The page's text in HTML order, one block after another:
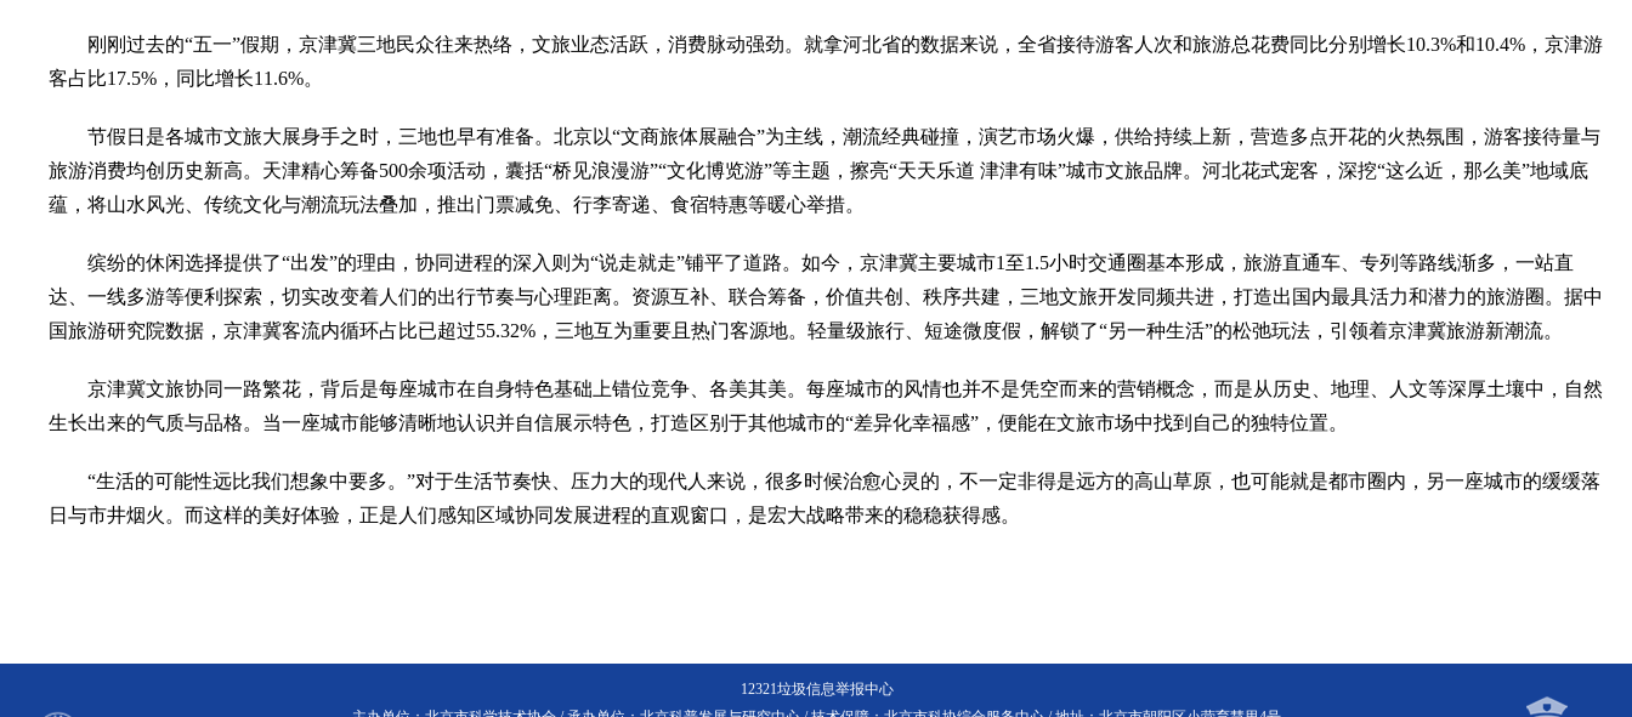
刚刚过去的“五一”假期，京津冀三地民众往来热络，文旅业态活跃，消费脉动强劲。就拿河北省的数据来说，全省接待游客人次和旅游总花费同比分别增长10.3%和10.4%，京津游
客占比17.5%，同比增长11.6%。
节假日是各城市文旅大展身手之时，三地也早有准备。北京以“文商旅体展融合”为主线，潮流经典碰撞，演艺市场火爆，供给持续上新，营造多点开花的火热氛围，游客接待量与
旅游消费均创历史新高。天津精心筹备500余项活动，囊括“桥见浪漫游”“文化博览游”等主题，擦亮“天天乐道 津津有味”城市文旅品牌。河北花式宠客，深挖“这么近，那么美”地域底
蕴，将山水风光、传统文化与潮流玩法叠加，推出门票减免、行李寄递、食宿特惠等暖心举措。
缤纷的休闲选择提供了“出发”的理由，协同进程的深入则为“说走就走”铺平了道路。如今，京津冀主要城市1至1.5小时交通圈基本形成，旅游直通车、专列等路线渐多，一站直
达、一线多游等便利探索，切实改变着人们的出行节奏与心理距离。资源互补、联合筹备，价值共创、秩序共建，三地文旅开发同频共进，打造出国内最具活力和潜力的旅游圈。据中
国旅游研究院数据，京津冀客流内循环占比已超过55.32%，三地互为重要且热门客源地。轻量级旅行、短途微度假，解锁了“另一种生活”的松弛玩法，引领着京津冀旅游新潮流。
京津冀文旅协同一路繁花，背后是每座城市在自身特色基础上错位竞争、各美其美。每座城市的风情也并不是凭空而来的营销概念，而是从历史、地理、人文等深厚土壤中，自然
生长出来的气质与品格。当一座城市能够清晰地认识并自信展示特色，打造区别于其他城市的“差异化幸福感”，便能在文旅市场中找到自己的独特位置。
“生活的可能性远比我们想象中要多。”对于生活节奏快、压力大的现代人来说，很多时候治愈心灵的，不一定非得是远方的高山草原，也可能就是都市圈内，另一座城市的缓缓落
日与市井烟火。而这样的美好体验，正是人们感知区域协同发展进程的直观窗口，是宏大战略带来的稳稳获得感。
12321垃圾信息举报中心